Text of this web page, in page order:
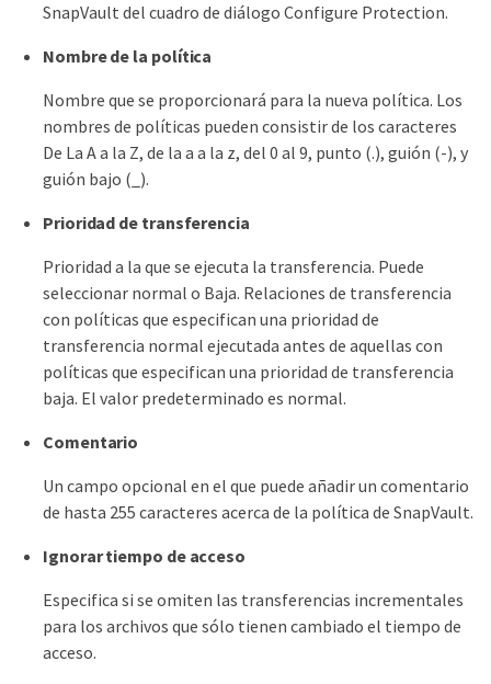
SnapVault del cuadro de diálogo Configure Protection.
Nombre de la política
Nombre que se proporcionará para la nueva política. Los
nombres de políticas pueden consistir de los caracteres
De La A a la Z, de la a a la z, del 0 al 9, punto (.), guión (-), y
guión bajo (_).
Prioridad de transferencia
Prioridad a la que se ejecuta la transferencia. Puede
seleccionar normal o Baja. Relaciones de transferencia
con políticas que especifican una prioridad de
transferencia normal ejecutada antes de aquellas con
políticas que especifican una prioridad de transferencia
baja. El valor predeterminado es normal.
Comentario
Un campo opcional en el que puede añadir un comentario
de hasta 255 caracteres acerca de la política de SnapVault.
Ignorar tiempo de acceso
Especifica si se omiten las transferencias incrementales
para los archivos que sólo tienen cambiado el tiempo de
acceso.